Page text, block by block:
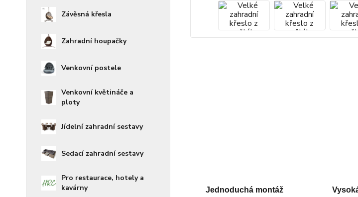
Závěsná křesla
Zahradní houpačky
Venkovní postele
Venkovní květináče a
ploty
Jídelní zahradní sestavy
Sedací zahradní sestavy
Pro restaurace, hotely a
kavárny
Jednoduchá montáž